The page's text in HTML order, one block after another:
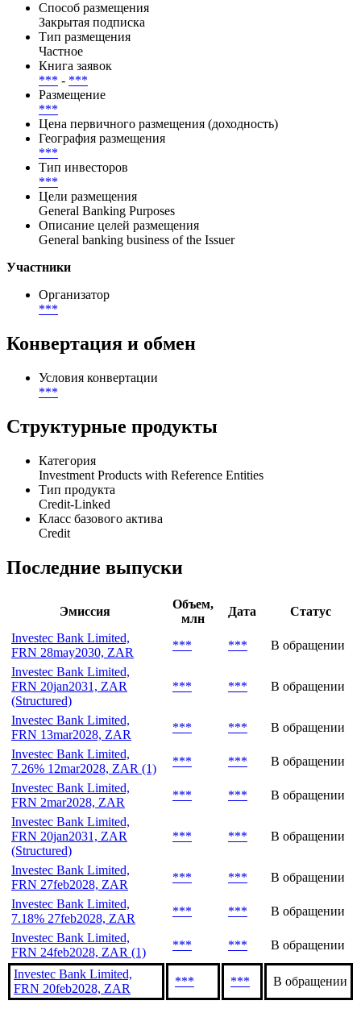
Способ размещения
Закрытая подписка
Тип размещения
Частное
Книга заявок
*** - ***
Размещение
***
Цена первичного размещения (доходность)
География размещения
***
Тип инвесторов
***
Цели размещения
General Banking Purposes
Описание целей размещения
General banking business of the Issuer
Участники
Организатор
***
Конвертация и обмен
Условия конвертации
***
Структурные продукты
Категория
Investment Products with Reference Entities
Тип продукта
Credit-Linked
Класс базового актива
Credit
Последние выпуски
Эмиссия
Объем,
млн
Дата
Статус
Investec Bank Limited,
FRN 28may2030, ZAR
*** ***
В обращении
Investec Bank Limited,
FRN 20jan2031, ZAR
(Structured)
*** *** В обращении
Investec Bank Limited,
FRN 13mar2028, ZAR
*** ***
В обращении
Investec Bank Limited,
7.26% 12mar2028, ZAR (1)
*** ***
В обращении
Investec Bank Limited,
FRN 2mar2028, ZAR
*** ***
В обращении
Investec Bank Limited,
FRN 20jan2031, ZAR
(Structured)
*** *** В обращении
Investec Bank Limited,
FRN 27feb2028, ZAR
*** ***
В обращении
Investec Bank Limited,
7.18% 27feb2028, ZAR
*** ***
В обращении
Investec Bank Limited,
FRN 24feb2028, ZAR (1)
*** *** В обращении
Investec Bank Limited,
FRN 20feb2028, ZAR
*** *** В обращении